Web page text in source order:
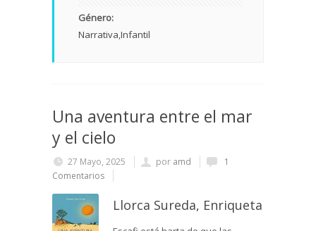
Género:
Narrativa Infantil
Una aventura entre el mar
y el cielo
27 Mayo, 2025 por amd
1
Comentarios
Llorca Sureda, Enriqueta